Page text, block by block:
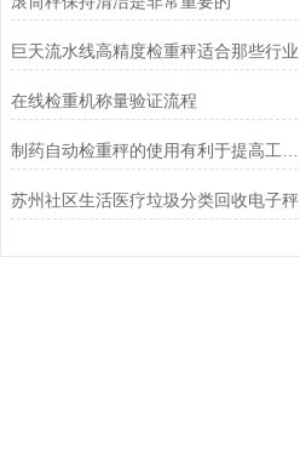
巨天流水线高精度检重秤适合那些行业
在线检重机称量验证流程
苏州社区生活医疗垃圾分类回收电子秤